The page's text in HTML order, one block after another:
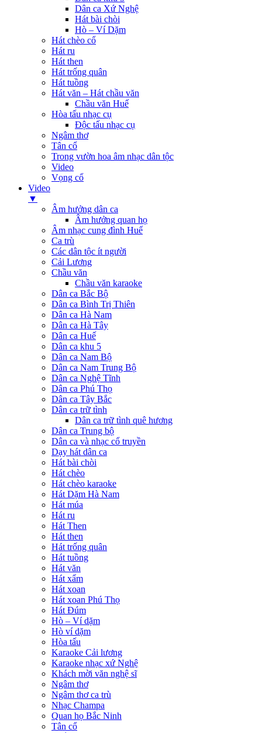
Dân ca Xứ Nghệ
Hát bài chòi
Hò – Ví Dặm
Hát chèo cổ
Hát ru
Hát then
Hát trống quân
Hát tuồng
Hát văn – Hát chầu văn
Chầu văn Huế
Hòa tấu nhạc cụ
Độc tấu nhạc cụ
Ngâm thơ
Tân cổ
Trong vườn hoa âm nhạc dân tộc
Video
Vọng cổ
Video
▼
Âm hưởng dân ca
Âm hưởng quan họ
Âm nhạc cung đình Huế
Ca trù
Các dân tộc ít người
Cải Lương
Chầu văn
Chầu văn karaoke
Dân ca Bắc Bộ
Dân ca Bình Trị Thiên
Dân ca Hà Nam
Dân ca Hà Tây
Dân ca Huế
Dân ca khu 5
Dân ca Nam Bộ
Dân ca Nam Trung Bộ
Dân ca Nghệ Tĩnh
Dân ca Phú Thọ
Dân ca Tây Bắc
Dân ca trữ tình
Dân ca trữ tình quê hương
Dân ca Trung bộ
Dân ca và nhạc cổ truyền
Dạy hát dân ca
Hát bài chòi
Hát chèo
Hát chèo karaoke
Hát Dặm Hà Nam
Hát múa
Hát ru
Hát Then
Hát then
Hát trống quân
Hát tuồng
Hát văn
Hát xẩm
Hát xoan
Hát xoan Phú Thọ
Hát Đúm
Hò – Ví dặm
Hò ví dặm
Hòa tấu
Karaoke Cải lương
Karaoke nhạc xứ Nghệ
Khách mời văn nghệ sĩ
Ngâm thơ
Ngâm thơ ca trù
Nhạc Champa
Quan họ Bắc Ninh
Tân cổ